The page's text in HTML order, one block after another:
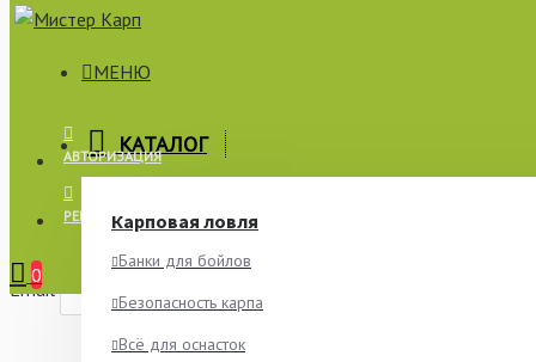
СООБЩИТЬ О НАЛИЧИИ
Имя
Email
МЕНЮ
КАТАЛОГ
Карповая ловля
Банки для бойлов
Безопасность карпа
Всё для оснасток
АВТОРИЗАЦИЯ
РЕГИСТРАЦИЯ
0